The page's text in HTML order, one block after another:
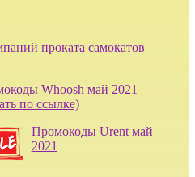
проката самокатов
Whoosh май 2021
по ссылке)
Промокоды Urent май
2021